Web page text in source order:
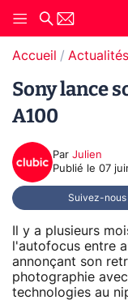
Accueil
Sony lance
A100
Par Julien
Publié le 07
Suivez-nous
Il y a plusieurs
l'autofocus entre
annonçant son
photographie
technologies au